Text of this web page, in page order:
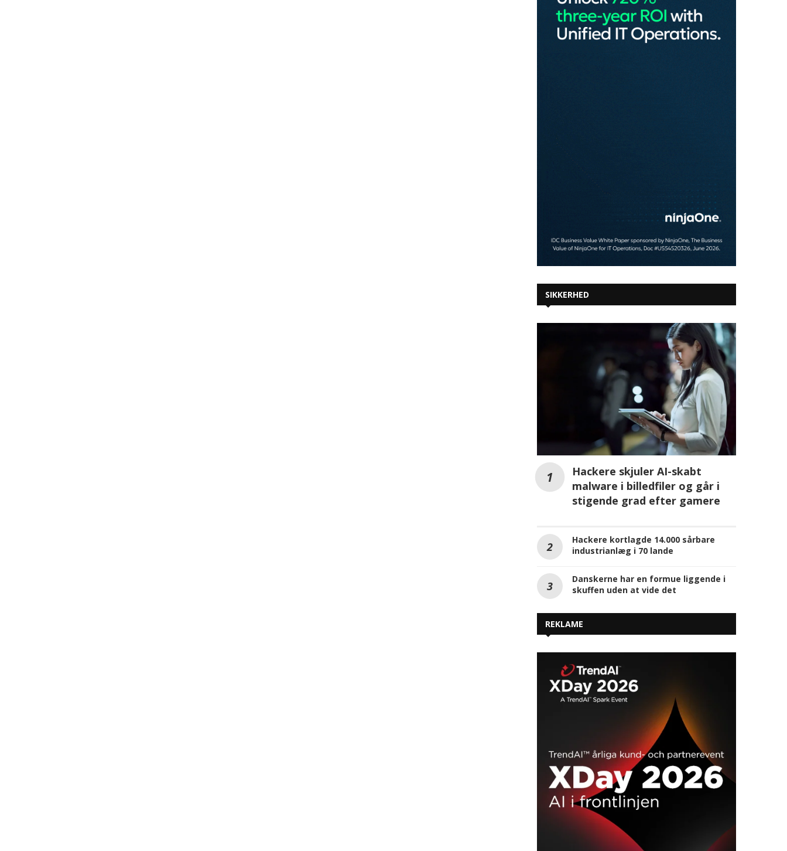
SIKKERHED
Hackere skjuler AI-skabt
malware i billedfiler og går i
stigende grad efter gamere
Hackere kortlagde 14.000 sårbare
industrianlæg i 70 lande
Danskerne har en formue liggende i
skuffen uden at vide det
REKLAME